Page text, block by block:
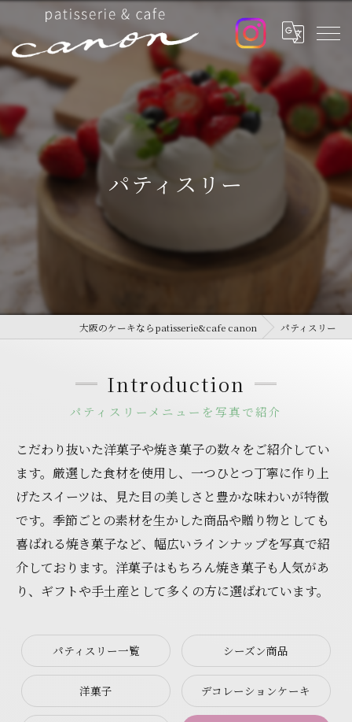
パティスリー
大阪のケーキならpatisserie&cafe canon パティスリー
Introduction
パティスリーメニューを写真で紹介
こだわり抜いた洋菓子や焼き菓子の数々をご紹介してい
ます。厳選した食材を使用し、一つひとつ丁寧に作り上
げたスイーツは、見た目の美しさと豊かな味わいが特徴
です。季節ごとの素材を生かした商品や贈り物としても
喜ばれる焼き菓子など、幅広いラインナップを写真で紹
介しております。洋菓子はもちろん焼き菓子も人気があ
り、ギフトや手土産として多くの方に選ばれています。
パティスリー一覧 シーズン商品
洋菓子 デコレーションケーキ